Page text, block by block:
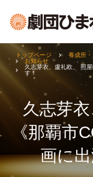
久志芽
《那覇市
画に
トップページ 養成所
お知らせ
久志芽衣、盧礼欧、 照
す！